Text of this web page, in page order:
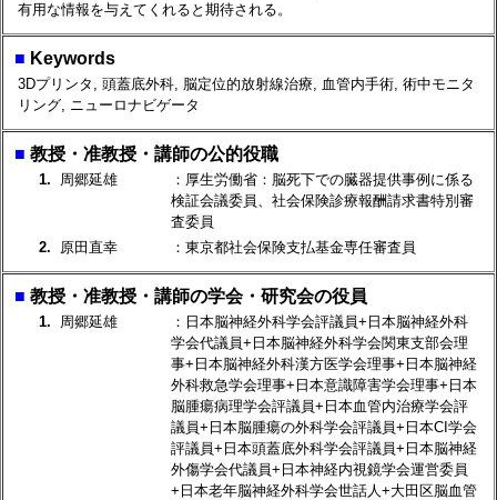
有用な情報を与えてくれると期待される。
■ Keywords
3Dプリンタ, 頭蓋底外科, 脳定位的放射線治療, 血管内手術, 術中モニタ
リング, ニューロナビゲータ
■ 教授・准教授・講師の公的役職
1. 周郷延雄
：厚生労働省：脳死下での臓器提供事例に係る
検証会議委員、社会保険診療報酬請求書特別審
査委員
2.
原田直幸 ：東京都社会保険支払基金専任審査員
■ 教授・准教授・講師の学会・研究会の役員
1. 周郷延雄
：日本脳神経外科学会評議員+日本脳神経外科
学会代議員+日本脳神経外科学会関東支部会理
事+日本脳神経外科漢方医学会理事+日本脳神経
外科救急学会理事+日本意識障害学会理事+日本
脳腫瘍病理学会評議員+日本血管内治療学会評
議員+日本脳腫瘍の外科学会評議員+日本CI学会
評議員+日本頭蓋底外科学会評議員+日本脳神経
外傷学会代議員+日本神経内視鏡学会運営委員
+日本老年脳神経外科学会世話人+大田区脳血管